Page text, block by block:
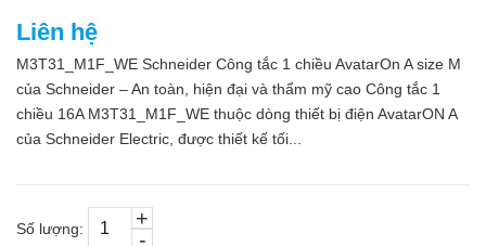
Liên hệ
M3T31_M1F_WE Schneider Công tắc 1 chiều AvatarOn A size M
của Schneider – An toàn, hiện đại và thẩm mỹ cao Công tắc 1
chiều 16A M3T31_M1F_WE thuộc dòng thiết bị điện AvatarON A
của Schneider Electric, được thiết kế tối...
Số lượng: -
+